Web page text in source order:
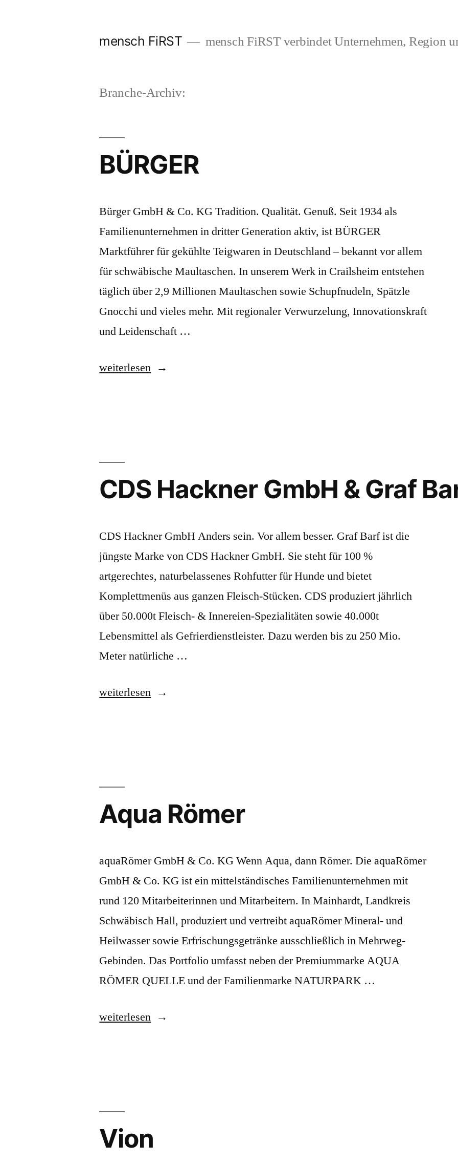
mensch FiRST mensch FiRST verbindet Unternehmen, Region
Branche-Archiv:
BÜRGER
Bürger GmbH & Co. KG Tradition. Qualität. Genuß. Seit 1934 als
Familienunternehmen in dritter Generation aktiv, ist BÜRGER
Marktführer für gekühlte Teigwaren in Deutschland – bekannt vor allem
für schwäbische Maultaschen. In unserem Werk in Crailsheim entstehen
täglich über 2,9 Millionen Maultaschen sowie Schupfnudeln, Spätzle
Gnocchi und vieles mehr. Mit regionaler Verwurzelung, Innovationskraft
und Leidenschaft …
„BÜRGER“
weiterlesen
CDS Hackner GmbH & Graf
CDS Hackner GmbH Anders sein. Vor allem besser. Graf Barf ist die
jüngste Marke von CDS Hackner GmbH. Sie steht für 100 %
artgerechtes, naturbelassenes Rohfutter für Hunde und bietet
Komplettmenüs aus ganzen Fleisch-Stücken. CDS produziert jährlich
über 50.000t Fleisch- & Innereien-Spezialitäten sowie 40.000t
Lebensmittel als Gefrierdienstleister. Dazu werden bis zu 250 Mio.
Meter natürliche …
„CDS
Barf“
weiterlesen
Aqua Römer
aquaRömer GmbH & Co. KG Wenn Aqua, dann Römer. Die aquaRömer
GmbH & Co. KG ist ein mittelständisches Familienunternehmen mit
rund 120 Mitarbeiterinnen und Mitarbeitern. In Mainhardt, Landkreis
Schwäbisch Hall, produziert und vertreibt aquaRömer Mineral- und
Heilwasser sowie Erfrischungsgetränke ausschließlich in Mehrweg-
Gebinden. Das Portfolio umfasst neben der Premiummarke AQUA
RÖMER QUELLE und der Familienmarke NATURPARK …
„Aqua
weiterlesen
Vion